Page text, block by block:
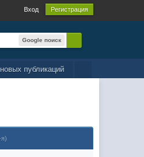
Вход Регистрация
Google поиск
публикаций